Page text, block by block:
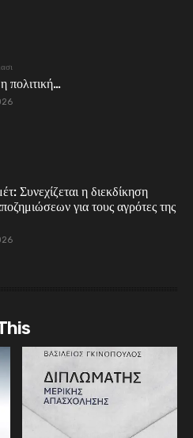
πολιτική…
Συνεχίζεται η διεκδίκηση
για τους αγρότες της